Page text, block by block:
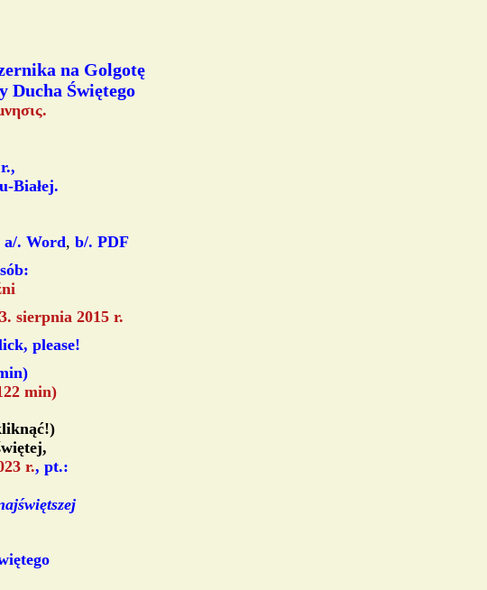
na Golgotę
Ducha Świętego
Białej.
a/. Word, b/. PDF
sierpnia 2015 r.
please!
min)
r., pt.: